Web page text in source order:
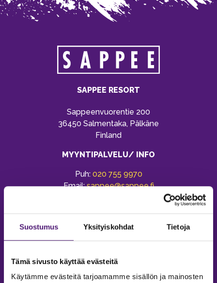
Suostumus Yksityiskohdat Tietoja
Tämä sivusto käyttää evästeitä
Käytämme evästeitä tarjoamamme sisällön ja mainosten
SAPPEE RESORT
Sappeenvuorentie 200
36450 Salmentaka, Pälkäne
Finland
MYYNTIPALVELU/ INFO
Puh: 020 755 9970
Email:sappee@sappee.fi